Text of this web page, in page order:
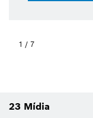
2 / 7
23 Mídia